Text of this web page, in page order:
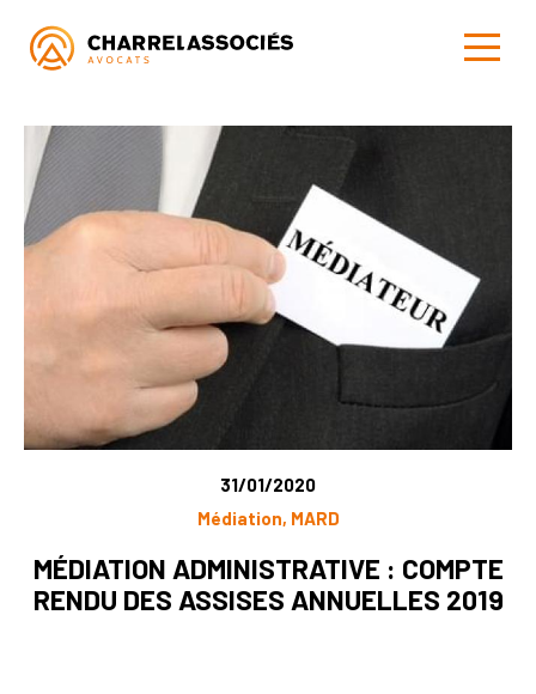
31/01/2020
Médiation, MARD
MÉDIATION ADMINISTRATIVE : COMPTE
RENDU DES ASSISES ANNUELLES 2019